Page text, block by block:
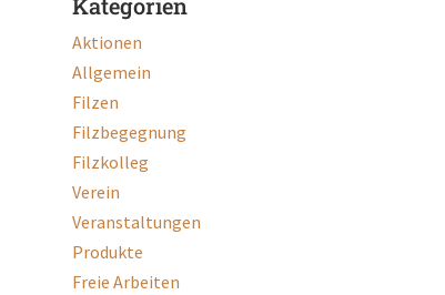
Kategorien
Aktionen
Allgemein
Filzen
Filzbegegnung
Filzkolleg
Verein
Veranstaltungen
Produkte
Freie Arbeiten